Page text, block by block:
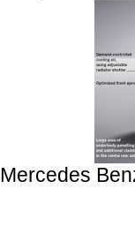
Mercedes